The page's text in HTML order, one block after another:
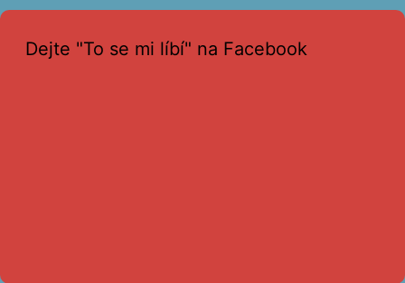
Dejte "To se mi líbí" na Facebook